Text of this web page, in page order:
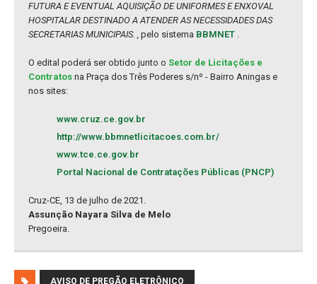
FUTURA E EVENTUAL AQUISIÇÃO DE UNIFORMES E ENXOVAL
HOSPITALAR DESTINADO A ATENDER AS NECESSIDADES DAS
SECRETARIAS MUNICIPAIS. , pelo sistema BBMNET .
O edital poderá ser obtido junto o Setor de Licitações e
Contratos na Praça dos Três Poderes s/nº - Bairro Aningas e
nos sites:
www.cruz.ce.gov.br
http://www.bbmnetlicitacoes.com.br/
www.tce.ce.gov.br
Portal Nacional de Contratações Públicas (PNCP)
Cruz-CE, 13 de julho de 2021.
Assunção Nayara Silva de Melo
Pregoeira.
AVISO DE PREGÃO ELETRÔNICO